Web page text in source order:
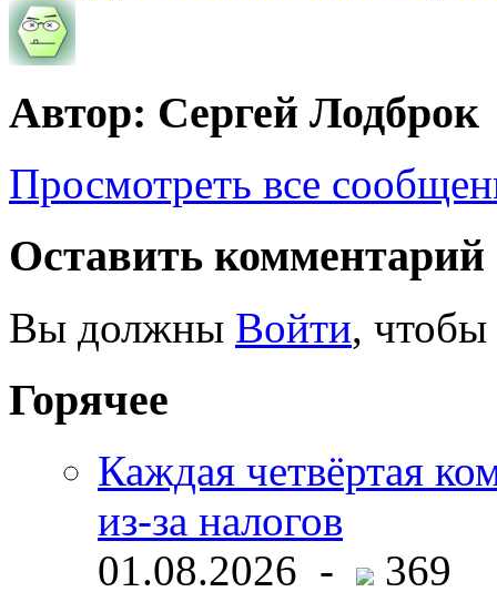
Автор: Сергей Лодброк
Просмотреть все
Оставить комментарий
Вы должны Войти, чтобы
Горячее
Каждая четвёртая
из-за налогов
01.08.2026 -
369